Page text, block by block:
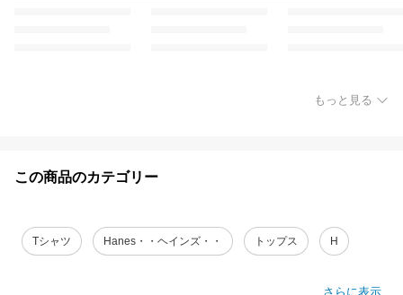
もっと見る
この商品のカテゴリー
Tシャツ Hanes・・ヘインズ・・ トップス H
さらに表示